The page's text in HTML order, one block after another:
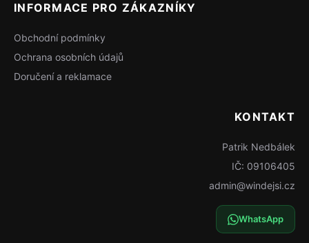
INFORMACE PRO ZÁKAZNÍKY
Obchodní podmínky
Ochrana osobních údajů
Doručení a reklamace
KONTAKT
Patrik Nedbálek
IČ: 09106405
admin@windejsi.cz
WhatsApp